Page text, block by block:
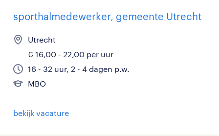
sporthalmedewerker, gemeente Utrecht
Utrecht
€ 16,00 - 22,00 per uur
16 - 32 uur, 2 - 4 dagen p.w.
MBO
bekijk vacature